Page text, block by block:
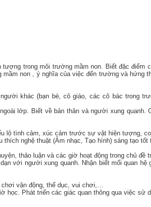
trong môi trường mầm non. Biết đặc điểm
non , ý nghĩa của việc đến trường và hứng
khác (bạn bè, cô giáo, các cô bác trong
lớp. Biết về bản thân và người xung quanh.
lộ tình cảm, xúc cảm trước sự vật hiện tượng,
nghệ thuật (Âm nhạc, Tạo hình) sáng tạo tốt
thảo luận và các giờ hoạt động trong chủ đề
với người xung quanh. Nhận biết mối quan
chơi vận động, thể dục, vui chơi,…
học. Phát triển các giác quan thông qua việc sử